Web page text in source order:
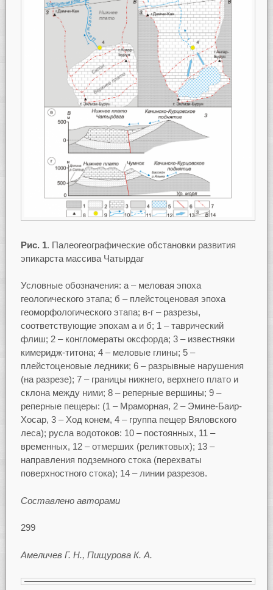
Рис. 1. Палеогеографические обстановки развития
эпикарста массива Чатырдаг
Условные обозначения: а – меловая эпоха
геологического этапа; б – плейстоценовая эпоха
геоморфологического этапа; в-г – разрезы,
соответствующие эпохам а и б; 1 – таврический
флиш; 2 – конгломераты оксфорда; 3 – известняки
кимеридж-титона; 4 – меловые глины; 5 –
плейстоценовые ледники; 6 – разрывные нарушения
(на разрезе); 7 – границы нижнего, верхнего плато и
склона между ними; 8 – реперные вершины; 9 –
реперные пещеры: (1 – Мраморная, 2 – Эмине-Баир-
Хосар, 3 – Ход конем, 4 – группа пещер Вяловского
леса); русла водотоков: 10 – постоянных, 11 –
временных, 12 – отмерших (реликтовых); 13 –
направления подземного стока (перехваты
поверхностного стока); 14 – линии разрезов.
Составлено авторами
299
Амеличев Г. Н., Пищурова К. А.